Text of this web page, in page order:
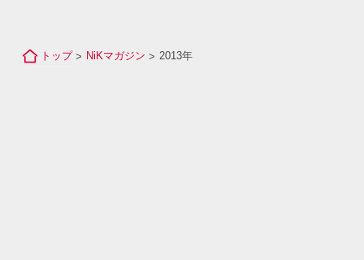
トップ > NiKマガジン > 2013年